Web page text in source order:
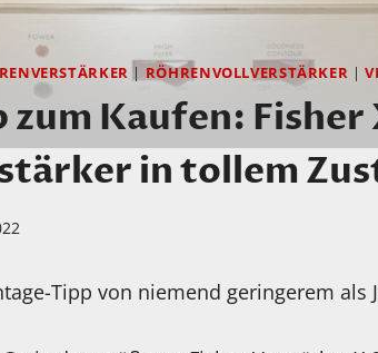
| RÖHRENVOLLVERSTÄRKER |
zum Kaufen: Fisher
in tollem
Tipp von niemend geringerem als